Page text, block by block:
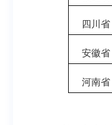
四川省
安徽省
河南省